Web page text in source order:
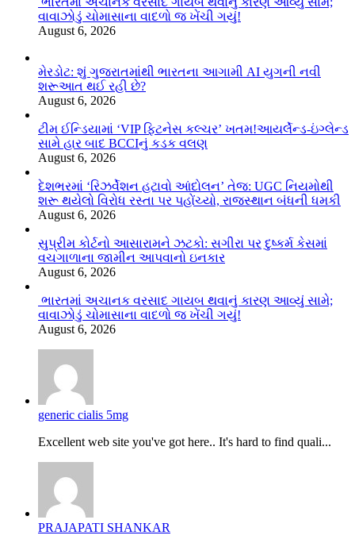
વાવાઝોડું ચોમાસાના વાદળો જ ખેંચી ગયું!
August 6, 2026
મેરડોટ: શું ગુજરાતમાંથી ભારતના આગામી AI યુગની નવી
શરૂઆત થઈ રહી છે?
August 6, 2026
ટીમ ઈન્ડિયામાં ‘VIP ફિટનેસ કલ્ચર’ ખતમ!આયર્લેન્ડ-ઇંગ્લેન્ડ
સામે હાર બાદ BCCIનું કડક વલણ
August 6, 2026
દેશભરમાં ‘રિઝર્વેશન હટાવો આંદોલન’ તેજ: UGC નિયમોથી
શરૂ થયેલો વિરોધ રસ્તા પર પહોંચ્યો, રાજસ્થાન બંધની ધમકી
August 6, 2026
સુપ્રીમ કોર્ટનો આસારામને ઝટકો: સગીરા પર દુષ્કર્મ કેસમાં
વચગાળાના જામીન આપવાનો ઇનકાર
August 6, 2026
ભારતમાં અચાનક વરસાદ ગાયબ થવાનું કારણ આવ્યું સામે;
વાવાઝોડું ચોમાસાના વાદળો જ ખેંચી ગયું!
August 6, 2026
generic cialis 5mg
Excellent web site you've got here.. It's hard to find quali...
PRAJAPATI SHANKAR